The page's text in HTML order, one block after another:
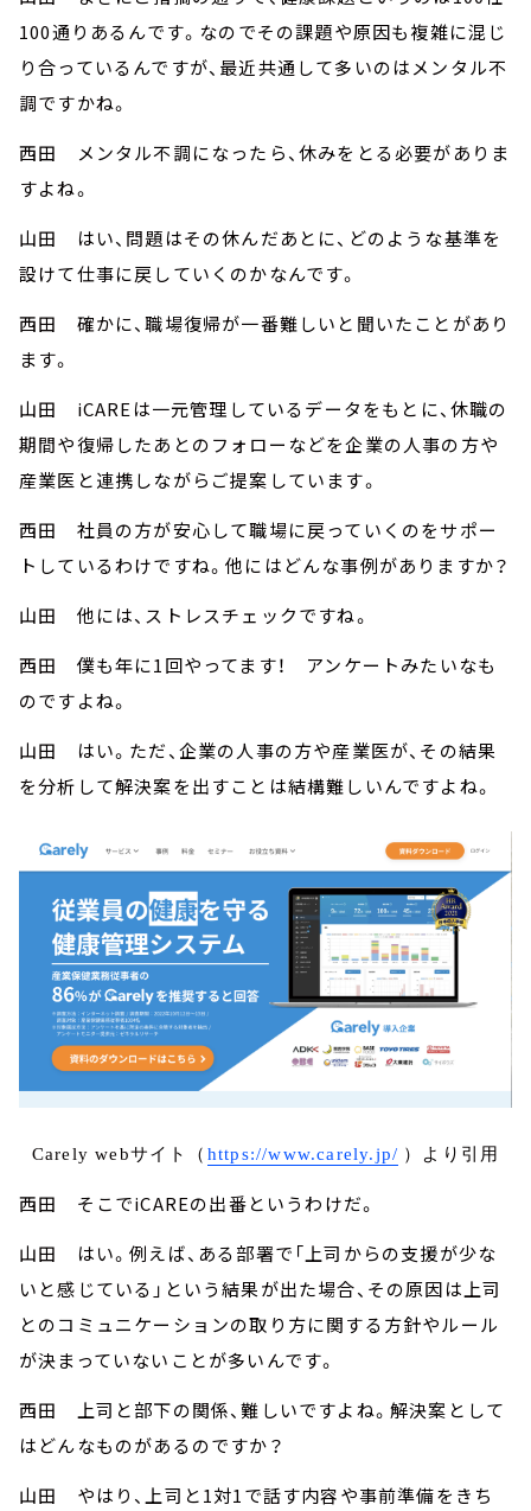
100通りあるんです。なのでその課題や原因も複雑に混じ
り合っているんですが、最近共通して多いのはメンタル不
調ですかね。
西田 メンタル不調になったら、休みをとる必要がありま
すよね。
山田 はい、問題はその休んだあとに、どのような基準を
設けて仕事に戻していくのかなんです。
西田 確かに、職場復帰が一番難しいと聞いたことがあり
ます。
山田 iCAREは一元管理しているデータをもとに、休職の
期間や復帰したあとのフォローなどを企業の人事の方や
産業医と連携しながらご提案しています。
西田 社員の方が安心して職場に戻っていくのをサポー
トしているわけですね。他にはどんな事例がありますか？
山田 他には、ストレスチェックですね。
西田 僕も年に1回やってます！ アンケートみたいなも
のですよね。
山田 はい。ただ、企業の人事の方や産業医が、その結果
を分析して解決案を出すことは結構難しいんですよね。
Carely webサイト（ https://www.carely.jp/ ）より引用
西田 そこでiCAREの出番というわけだ。
山田 はい。例えば、ある部署で「上司からの支援が少な
いと感じている」という結果が出た場合、その原因は上司
とのコミュニケーションの取り方に関する方針やルール
が決まっていないことが多いんです。
西田 上司と部下の関係、難しいですよね。解決案として
はどんなものがあるのですか？
山田 やはり、上司と1対1で話す内容や事前準備をきち